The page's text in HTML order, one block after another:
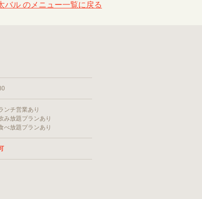
バル のメニュー一覧に戻る
ンチ営業あり
み放題プランあり
べ放題プランあり